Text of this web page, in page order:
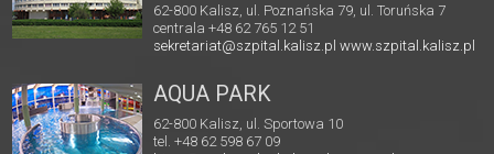
62-800 Kalisz, ul. Poznańska 79, ul. Toruńska 7
centrala +48 62 765 12 51
sekretariat@szpital.kalisz.pl www.szpital.kalisz.pl
AQUA PARK
62-800 Kalisz, ul. Sportowa 10
tel. +48 62 598 67 09